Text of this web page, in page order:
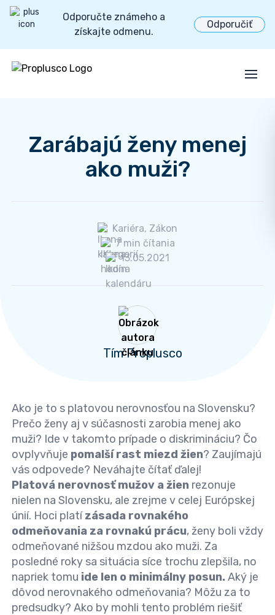
Odporučte známeho a
získajte odmenu.
Odporučiť
Zarábajú ženy menej
ako muži?
Kariéra, Zákon
7 min čítania
13.05.2021
Tím Proplusco
Ako je to s platovou nerovnosťou na Slovensku?
Prečo ženy aj v súčasnosti zarobia menej ako
muži? Ide v takomto prípade o diskrimináciu? Čo
ovplyvňuje pomalší rast miezd žien? Zaujímajú
vás odpovede? Neváhajte čítať ďalej!
Platová nerovnosť mužov a žien rezonuje
nielen na Slovensku, ale zrejme v celej Európskej
únií. Hoci platízásada rovnakého
odmeňovania za rovnakú prácu, ženy boli vždy
odmeňované nižšou mzdou ako muži. Za
posledné roky sa situácia síce trochu zlepšila, no
napriek tomu ide len o minimálny posun. Aký je
dôvod nerovnakého odmeňovania? Môžu za to
predsudky? Ako by mohli tento problém riešiť